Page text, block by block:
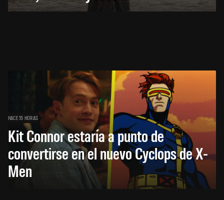
HACE 15 HORAS
Kit Connor estaría a punto de
convertirse en el nuevo Cyclops de X-
Men